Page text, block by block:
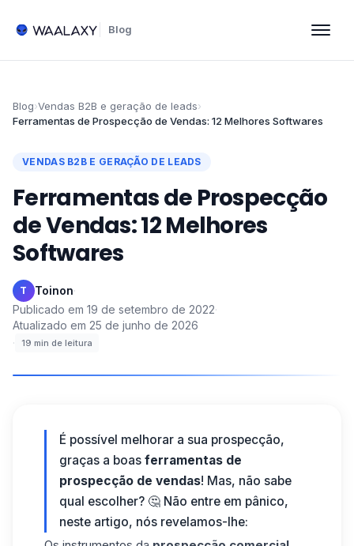
Blog
Blog›Vendas B2B e geração de leads›
Ferramentas de Prospecção de Vendas: 12 Melhores Softwares
VENDAS B2B E GERAÇÃO DE LEADS
Ferramentas de Prospecção
de Vendas: 12 Melhores
Softwares
T Toinon·
Publicado em 19 de setembro de 2022·
Atualizado em 25 de junho de 2026
·
19 min de leitura
É possível melhorar a sua prospecção,
graças a boas ferramentas de
prospecção de vendas! Mas, não sabe
qual escolher? 🤔 Não entre em pânico,
neste artigo, nós revelamos-lhe: